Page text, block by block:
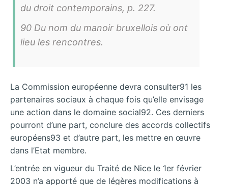
du droit contemporains, p. 227.
90 Du nom du manoir bruxellois où ont
lieu les rencontres.
La Commission européenne devra consulter91 les
partenaires sociaux à chaque fois qu’elle envisage
une action dans le domaine social92. Ces derniers
pourront d’une part, conclure des accords collectifs
européens93 et d’autre part, les mettre en œuvre
dans l’Etat membre.
L’entrée en vigueur du Traité de Nice le 1er février
2003 n’a apporté que de légères modifications à